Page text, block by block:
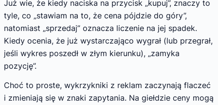
Już wie, że kiedy naciska na przycisk „kupuj”, znaczy to
tyle, co „stawiam na to, że cena pójdzie do góry”,
natomiast „sprzedaj” oznacza liczenie na jej spadek.
Kiedy ocenia, że już wystarczająco wygrał (lub przegrał,
jeśli wykres poszedł w złym kierunku), „zamyka
pozycję”.
Choć to proste, wykrzykniki z reklam zaczynają flaczeć
i zmieniają się w znaki zapytania. Na giełdzie ceny mogą